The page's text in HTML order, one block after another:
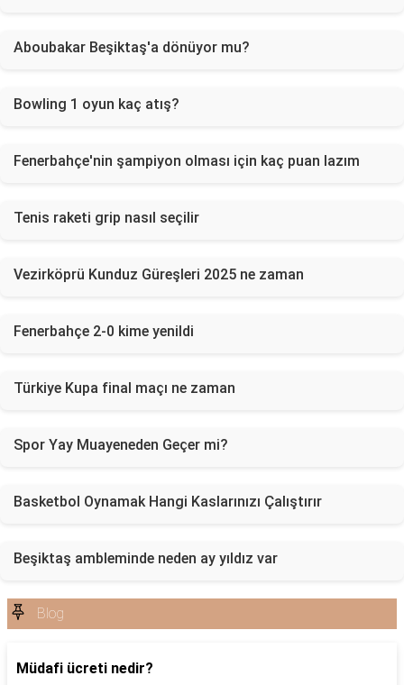
Aboubakar Beşiktaş'a dönüyor mu?
Bowling 1 oyun kaç atış?
Fenerbahçe'nin şampiyon olması için kaç puan lazım
Tenis raketi grip nasıl seçilir
Vezirköprü Kunduz Güreşleri 2025 ne zaman
Fenerbahçe 2-0 kime yenildi
Türkiye Kupa final maçı ne zaman
Spor Yay Muayeneden Geçer mi?
Basketbol Oynamak Hangi Kaslarınızı Çalıştırır
Beşiktaş ambleminde neden ay yıldız var
Blog
Müdafi ücreti nedir?